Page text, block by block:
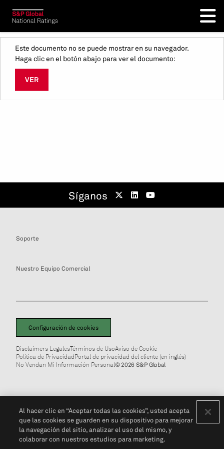
Este documento no se puede mostrar en su navegador.
Haga clic en el botón abajo para ver el documento:
VER
Síganos
Soporte
Nuestro Equipo Comercial
Configuración de cookies
Disclaimers LegalesTérminos de UsoAviso de Cookie
Política de PrivacidadPortal de privacidad del cliente (en inglés)
No Vendan Mi Información Personal© 2026 S&P Global
Al hacer clic en “Aceptar todas las cookies”, usted acepta
que las cookies se guarden en su dispositivo para mejorar
la navegación del sitio, analizar el uso del mismo, y
colaborar con nuestros estudios para marketing.